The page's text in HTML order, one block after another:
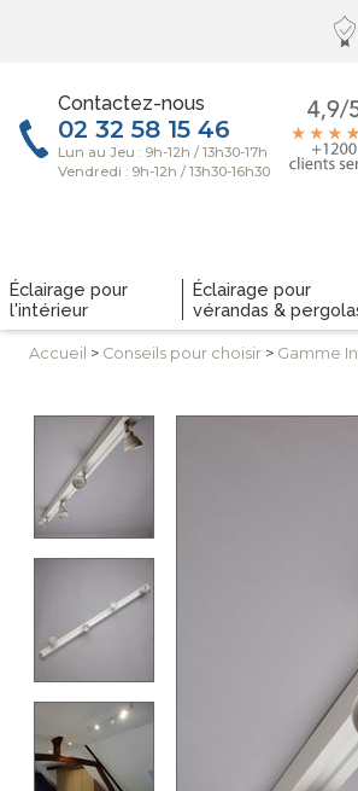
Contactez-nous
Éclairage pour
l'intérieur
Éclairage pour
vérandas &
Accueil > Conseils pour choisir > Gamme